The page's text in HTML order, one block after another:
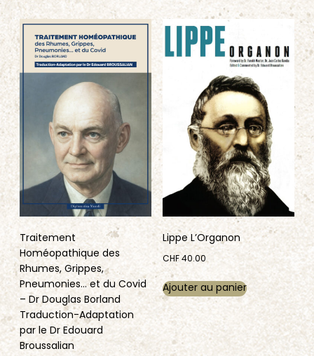
Traitement
Homéopathique des
Rhumes, Grippes,
Pneumonies… et du Covid
– Dr Douglas Borland
Traduction-Adaptation
par le Dr Edouard
Broussalian
Lippe L’Organon
CHF40.00
Ajouter au panier